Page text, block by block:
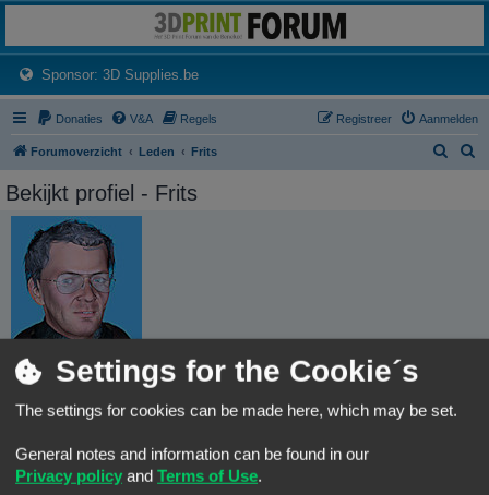
Het 3D print forum van de Benelux na de sluiting van 3dprintforum.nl
Sponsor: 3D Supplies.be(Opens a new tab)
Donaties V&A Regels Aanmelden
Registreer
Forumoverzicht Leden Frits
Bekijkt profiel - Frits
Frits
Leeftijd:
Groepen:
Locatie:
Hoogeveen
Settings for the Cookie´s
The settings for cookies can be made here, which may be set.
General notes and information can be found in our
Privacy policy and Terms of Use.